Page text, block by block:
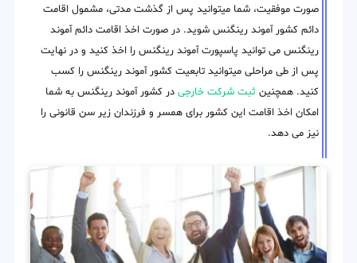
صورت موفقیت، شما میتوانید پس از گذشت مدتی، مشمول اقامت
دائم کشور آموند رینگنس شوید. در صورت اخذ اقامت دائم آموند
رینگنس می توانید پاسپورت آموند رینگنس را اخذ کنید و در نهایت
پس از طی مراحلی میتوانید تابعیت کشور آموند رینگنس را کسب
کنید. همچنین ثبت شرکت خارجی در کشور آموند رینگنس به شما
امکان اخذ اقامت این کشور برای همسر و فرزندان زیر سن قانونی را
نیز می دهد.